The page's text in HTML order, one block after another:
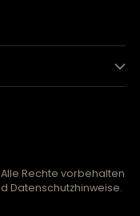
Alle Rechte vorbehalten
Datenschutzhinweise.